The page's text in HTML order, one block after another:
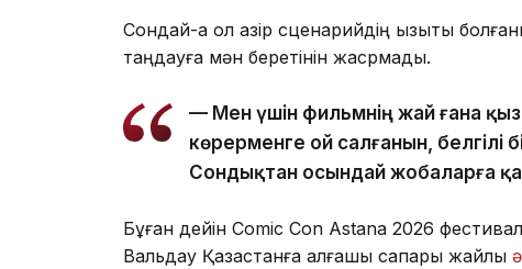
Сондай-ақ ол қазір сценарийдің қызықты
таңдауға мән беретінін жасрмады.
— Мен үшін фильмнің жай ғана
көрерменге ой салғанын, белгілі
Сондықтан осындай жобаларға
Бұған дейін Comic Con Astana 2026
Вальдау Қазақстанға алғашқы сапары жайлы